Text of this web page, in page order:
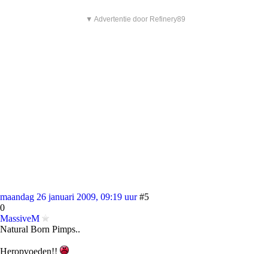
▼ Advertentie door Refinery89
maandag 26 januari 2009, 09:19 uur #5
0
MassiveM
Natural Born Pimps..
Heropvoeden!!